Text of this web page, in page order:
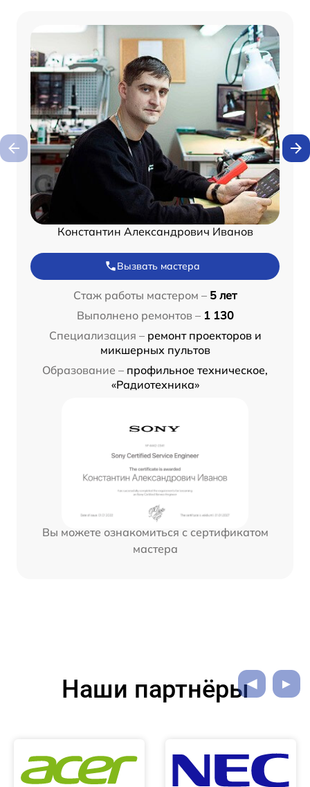
Константин Александрович Иванов
Вызвать мастера
Стаж работы мастером – 5 лет
Выполнено ремонтов – 1 130
Специализация – ремонт проекторов и
микшерных пультов
Образование – профильное техническое,
«Радиотехника»
Вы можете ознакомиться с сертификатом
мастера
Наши партнёры